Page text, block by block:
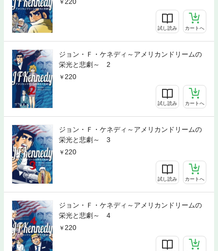
試し読み カートへ
ジョン・Ｆ・ケネディ～アメリカンドリームの
栄光と悲劇～ 2
220
試し読み カートへ
ジョン・Ｆ・ケネディ～アメリカンドリームの
栄光と悲劇～ 3
220
試し読み カートへ
ジョン・Ｆ・ケネディ～アメリカンドリームの
栄光と悲劇～ 4
220